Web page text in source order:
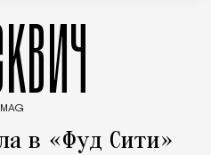
MAG
в «Фуд Сити»